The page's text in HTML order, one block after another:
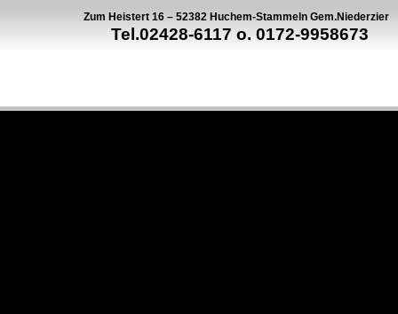
Zum Heistert 16 – 52382 Huchem-Stammeln Gem.Niederzier
Tel.02428-6117 o. 0172-9958673